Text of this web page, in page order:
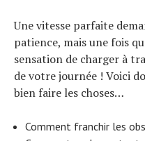
Une vitesse parfaite
patience, mais une fois
sensation de charger à
de votre journée ! Voici
bien faire les choses…
Comment franchir les